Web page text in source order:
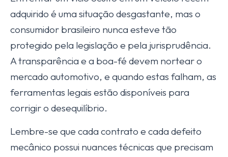
adquirido é uma situação desgastante, mas o
consumidor brasileiro nunca esteve tão
protegido pela legislação e pela jurisprudência.
A transparência e a boa-fé devem nortear o
mercado automotivo, e quando estas falham, as
ferramentas legais estão disponíveis para
corrigir o desequilíbrio.
Lembre-se que cada contrato e cada defeito
mecânico possui nuances técnicas que precisam